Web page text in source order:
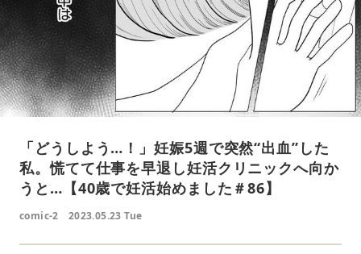
「どうしよう…！」妊娠5週で突然“出血”した
私。慌てて仕事を早退し妊活クリニックへ向か
うと…【40歳で妊活始めました＃86】
comic-2 2023.05.23 Tue